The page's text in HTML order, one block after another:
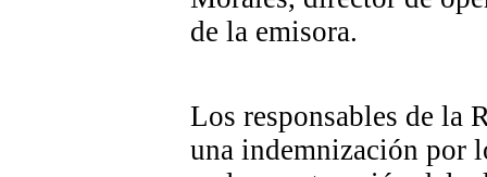
de la emisora.
Los responsables de la
una indemnización por